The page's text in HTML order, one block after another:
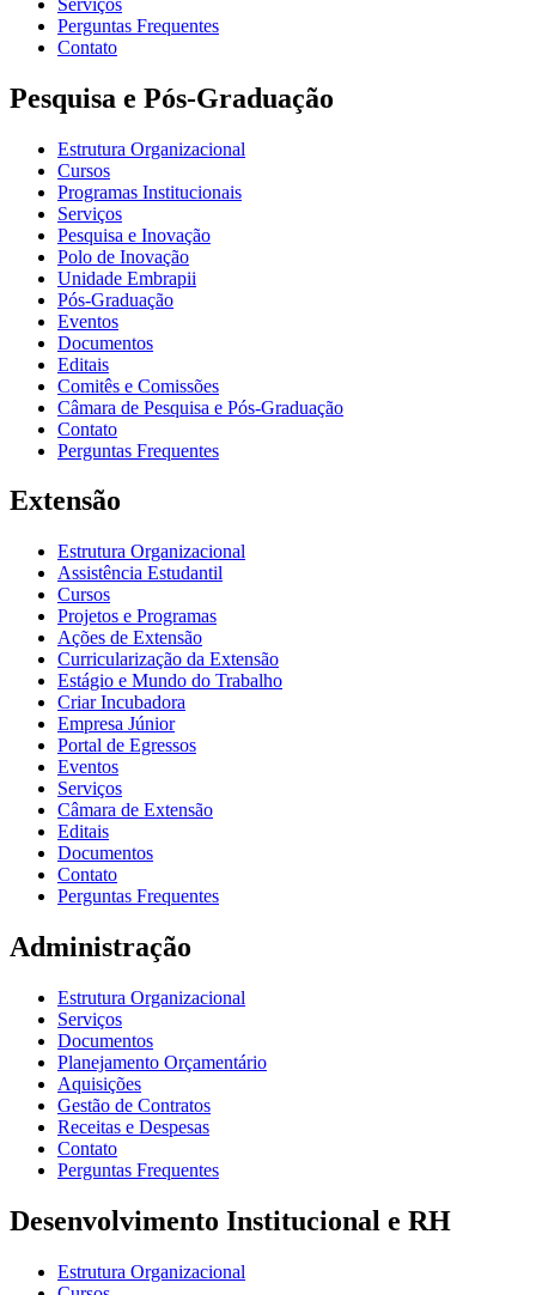
Perguntas Frequentes
Contato
Pesquisa e Pós-Graduação
Estrutura Organizacional
Cursos
Programas Institucionais
Serviços
Pesquisa e Inovação
Polo de Inovação
Unidade Embrapii
Pós-Graduação
Eventos
Documentos
Editais
Comitês e Comissões
Câmara de Pesquisa e Pós-Graduação
Contato
Perguntas Frequentes
Extensão
Estrutura Organizacional
Assistência Estudantil
Cursos
Projetos e Programas
Ações de Extensão
Curricularização da Extensão
Estágio e Mundo do Trabalho
Criar Incubadora
Empresa Júnior
Portal de Egressos
Eventos
Serviços
Câmara de Extensão
Editais
Documentos
Contato
Perguntas Frequentes
Administração
Estrutura Organizacional
Serviços
Documentos
Planejamento Orçamentário
Aquisições
Gestão de Contratos
Receitas e Despesas
Contato
Perguntas Frequentes
Desenvolvimento Institucional e RH
Estrutura Organizacional